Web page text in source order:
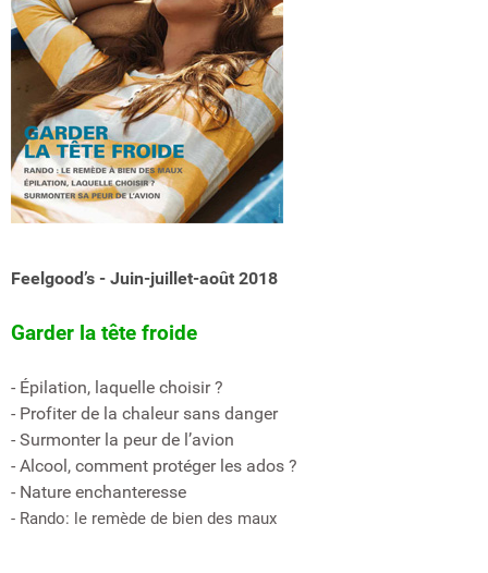
Feelgood’s - Juin-juillet-août 2018
Garder la tête froide
- Épilation, laquelle choisir ?
- Profiter de la chaleur sans danger
- Surmonter la peur de l’avion
- Alcool, comment protéger les ados ?
- Nature enchanteresse
- Rando: le remède de bien des maux